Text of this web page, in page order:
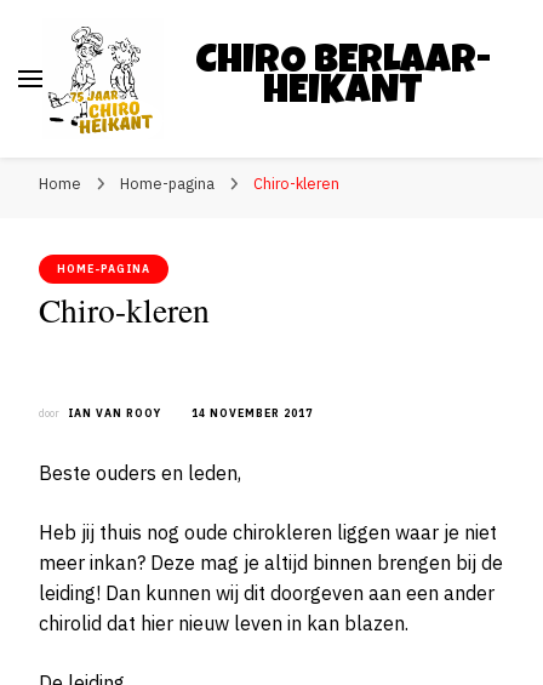
CHIRO BERLAAR-
HEIKANT
Home Home-pagina Chiro-kleren
HOME-PAGINA
Chiro-kleren
door IAN VAN ROOY 14 NOVEMBER 2017
Beste ouders en leden,
Heb jij thuis nog oude chirokleren liggen waar je niet
meer inkan? Deze mag je altijd binnen brengen bij de
leiding! Dan kunnen wij dit doorgeven aan een ander
chirolid dat hier nieuw leven in kan blazen.